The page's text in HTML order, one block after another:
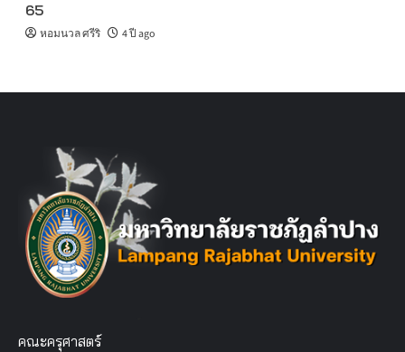
65
หอมนวล ศรีริ 4 ปี ago
คณะครุศาสตร์